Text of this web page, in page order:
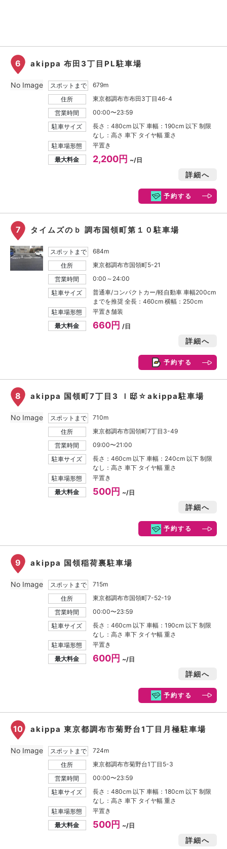
6 akippa 布田3丁目PL駐車場
スポットまで
679m
住所
東京都調布市布田3丁目46-4
営業時間
00:00〜23:59
駐車サイズ
長さ：480cm 以下 車幅：190cm 以下 制限
なし：高さ 車下 タイヤ幅 重さ
駐車場形態
平置き
最大料金
2,200円 ~/日
詳細へ
予約する
No Image
7 タイムズのｂ 調布国領町第１０駐車場
スポットまで
684m
住所
東京都調布市国領町5-21
営業時間
0:00～24:00
駐車サイズ
普通車/コンパクトカー/軽自動車 車幅200cm
までを推奨 全長：460cm 横幅：250cm
駐車場形態
平置き舗装
最大料金
660円 /日
詳細へ
予約する
8 akippa 国領町7丁目3 Ｉ邸☆akippa駐車場
スポットまで
710m
住所
東京都調布市国領町7丁目3-49
営業時間
09:00〜21:00
駐車サイズ
長さ：460cm 以下 車幅：240cm 以下 制限
なし：高さ 車下 タイヤ幅 重さ
駐車場形態
平置き
最大料金
500円 ~/日
詳細へ
予約する
No Image
9 akippa 国領稲荷裏駐車場
スポットまで
715m
住所
東京都調布市国領町7-52-19
営業時間
00:00〜23:59
駐車サイズ
長さ：460cm 以下 車幅：190cm 以下 制限
なし：高さ 車下 タイヤ幅 重さ
駐車場形態
平置き
最大料金
600円 ~/日
詳細へ
予約する
No Image
10 akippa 東京都調布市菊野台1丁目月極駐車場
スポットまで
724m
住所
東京都調布市菊野台1丁目5-3
営業時間
00:00〜23:59
駐車サイズ
長さ：480cm 以下 車幅：180cm 以下 制限
なし：高さ 車下 タイヤ幅 重さ
駐車場形態
平置き
最大料金
500円 ~/日
詳細へ
No Image